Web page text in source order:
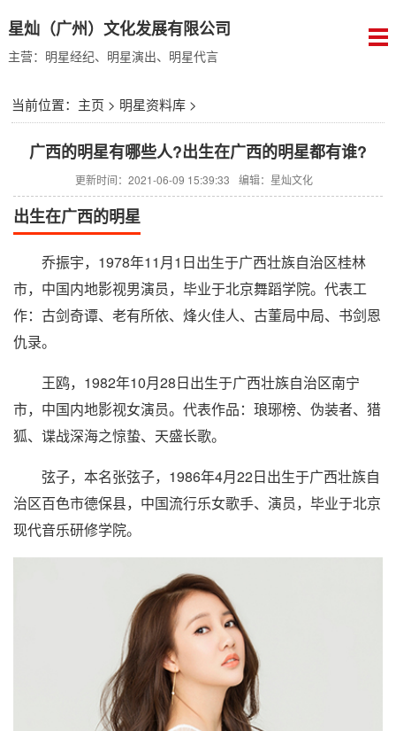
星灿（广州）文化发展有限公司
主营：明星经纪、明星演出、明星代言
当前位置： 主页 > 明星资料库>
广西的明星有哪些人?出生在广西的明星都有谁?
更新时间：2021-06-09 15:39:33 编辑：星灿文化
出生在广西的明星
乔振宇，1978年11月1日出生于广西壮族自治区桂林
市，中国内地影视男演员，毕业于北京舞蹈学院。代表工
作：古剑奇谭、老有所依、烽火佳人、古董局中局、书剑恩
仇录。
王鸥，1982年10月28日出生于广西壮族自治区南宁
市，中国内地影视女演员。代表作品：琅琊榜、伪装者、猎
狐、谍战深海之惊蛰、天盛长歌。
弦子，本名张弦子，1986年4月22日出生于广西壮族自
治区百色市德保县，中国流行乐女歌手、演员，毕业于北京
现代音乐研修学院。